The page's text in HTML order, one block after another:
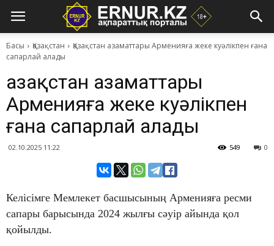
Басы Қазақстан
Қазақстан азаматтары Арменияға жеке куәлікпен ғана
сапарлай алады
Қазақстан азаматтары
Арменияға жеке куәлікпен
ғана сапарлай алады
02.10.2025 11:22 0
549
Келісімге Мемлекет басшысының Арменияға ресми
сапары барысында 2024 жылғы сәуір айында қол
қойылды.